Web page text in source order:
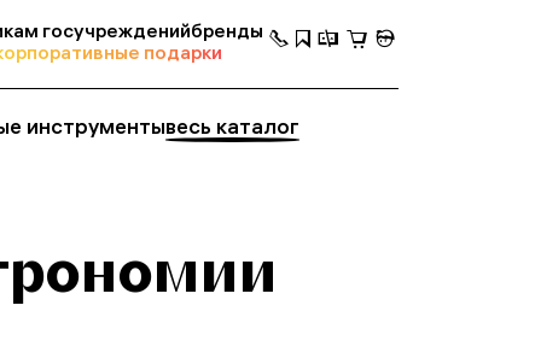
госучрежденийбренды
подарки
инструментывесь каталог